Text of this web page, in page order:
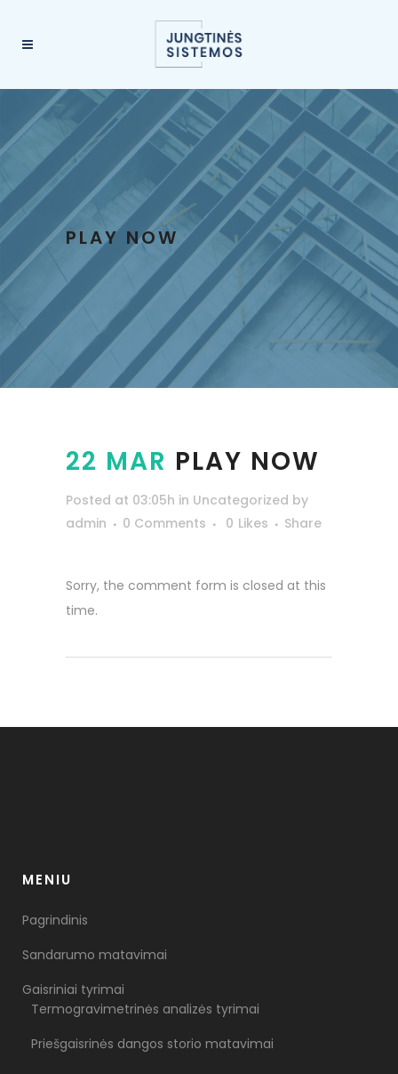
PLAY NOW
22 MAR PLAY NOW
Posted at 03:05h in Uncategorized by
admin
0 Comments 0 Likes Share
Sorry, the comment form is closed at this
time.
MENIU
Pagrindinis
Sandarumo matavimai
Gaisriniai tyrimai
Termogravimetrinės analizės tyrimai
Priešgaisrinės dangos storio matavimai